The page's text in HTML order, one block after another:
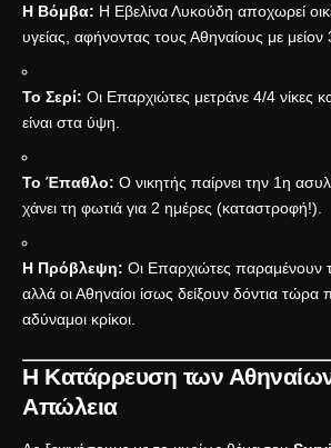
Η Βόμβα: Η Εβελίνα Λυκούδη αποχωρεί
υγείας, αφήνοντας τους Αθηναίους με μείον
Το Σερί: Οι Επαρχιώτες μετράνε 4/4 νίκες
είναι στα ύψη.
Το Έπαθλο: Ο νικητής παίρνει την 1η
χάνει τη φωτιά για 2 ημέρες (καταστροφή!).
Η Πρόβλεψη: Οι Επαρχιώτες παραμένουν
αλλά οι Αθηναίοι ίσως δείξουν δόντια τώρα
αδύναμοι κρίκοι.
Η Κατάρρευση των Αθηναίων
Απώλεια